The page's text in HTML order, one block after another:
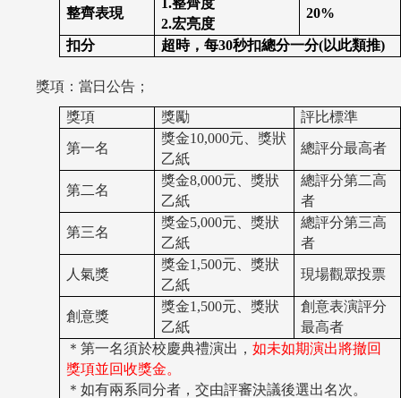
整齊表現
2.宏亮度
20%
扣分 超時，每30秒扣總分一分(以此類推)
獎項：當日公告 ；
獎項
獎勵 評比標準
第一名
獎金10,000元、獎狀
乙紙
總評分最高者
第二名
獎金8,000元、獎狀
乙紙
總評分第二高
者
第三名
獎金5,000元、獎狀
乙紙
總評分第三高
者
人氣獎
獎金1,500元、獎狀
乙紙
現場觀眾投票
創意獎
獎金1,500元、獎狀
乙紙
創意表演評分
最高者
＊第一名須於校慶典禮演出， 如未如期演出將撤回
獎項並回收獎金。
＊ 如有兩系同分者，交由評審決議後選出名次。